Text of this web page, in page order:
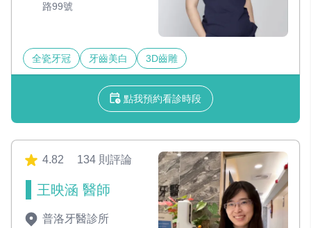
路99號
全瓷牙冠 牙齒美白 3D齒雕
點我預約看診時段
4.82 134 則評論
王映涵 醫師
普洛牙醫診所